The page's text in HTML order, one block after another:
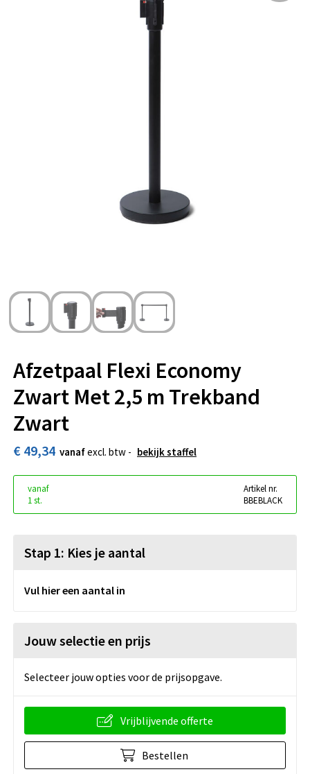
Arm- en handbescherming
Afzetpaal Flexi Economy
Zwart Met 2,5 m Trekband
Zwart
€ 49,34 vanafexcl. btw - bekijk staffel
vanaf
1 st.
Artikel nr.
BBEBLACK
Stap 1: Kies je aantal
Vul hier een aantal in
Jouw selectie en prijs
Selecteer jouw opties voor de prijsopgave.
Vrijblijvende offerte
Bestellen